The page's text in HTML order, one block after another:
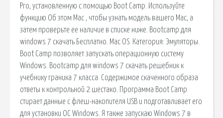
Pro, установленную с помощью Boot Camp. Используйте
функцию Об этом Mac , чтобы узнать модель вашего Mac, а
затем проверьте ее наличие в списке ниже. Bootcamp для
windows 7 скачать Бесплатно. Mac OS. Категория: Эмуляторы.
Boot Camp позволяет запускать операционную систему
Windows. Bootcamp для windows 7 скачать решебник к
учебнику граника 7 класса. Содержимое скаченного образа
ответы к контрольной 2 шестако. Программа Boot Camp
стирает данные с флеш-накопителя USB и подготавливает его
для установки ОС Windows. Я также запускаю Windows 7 в